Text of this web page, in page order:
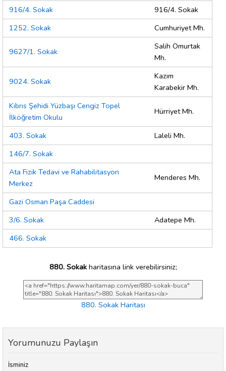
916/4. Sokak
916/4. Sokak
1252. Sokak
Cumhuriyet Mh.
9627/1. Sokak
Salih Omurtak
Mh.
9024. Sokak
Kazım
Karabekir Mh.
Kıbrıs Şehidi Yüzbaşı Cengiz Topel
İlköğretim Okulu
Hürriyet Mh.
403. Sokak
Laleli Mh.
146/7. Sokak
Ata Fizik Tedavi ve Rahabilitasyon
Merkez
Menderes Mh.
Gazi Osman Paşa Caddesi
3/6. Sokak
Adatepe Mh.
466. Sokak
880. Sokakharitasına link verebilirsiniz;
880. Sokak Haritası
Yorumunuzu Paylaşın
İsminiz